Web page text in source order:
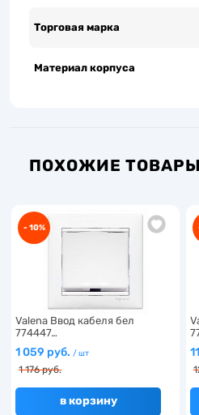
Торговая марка
Материал корпуса
ПОХОЖИЕ
- 10%
Valena Ввод кабеля бел
774447…
1 059 руб. / шт
1 176 руб.
в корзину